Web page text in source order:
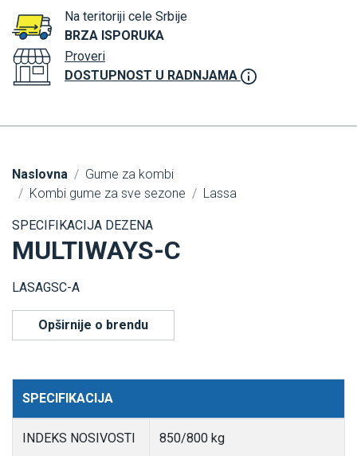
Na teritoriji cele Srbije
BRZA ISPORUKA
Proveri
DOSTUPNOST U RADNJAMA
Naslovna
Gume za kombi
Kombi gume za sve sezone
Lassa
SPECIFIKACIJA DEZENA
MULTIWAYS-C
LASAGSC-A
Opširnije o brendu
SPECIFIKACIJA
INDEKS NOSIVOSTI 850/800 kg